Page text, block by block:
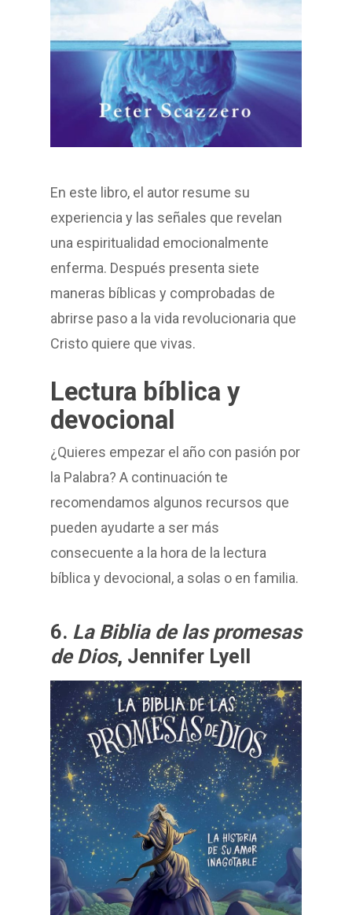
En este libro, el autor resume su
experiencia y las señales que revelan
una espiritualidad emocionalmente
enferma. Después presenta siete
maneras bíblicas y comprobadas de
abrirse paso a la vida revolucionaria que
Cristo quiere que vivas.
Lectura bíblica y
devocional
¿Quieres empezar el año con pasión por
la Palabra? A continuación te
recomendamos algunos recursos que
pueden ayudarte a ser más
consecuente a la hora de la lectura
bíblica y devocional, a solas o en familia.
6. La Biblia de las promesas
de Dios, Jennifer Lyell